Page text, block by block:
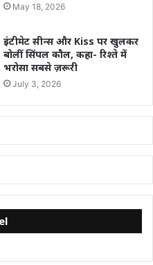
May 18, 2026
इंटीमेट सीन्स और Kiss पर खुलकर
बोलीं सिंपल कौल, कहा- रिश्ते में
भरोसा सबसे ज़रूरी
July 3, 2026